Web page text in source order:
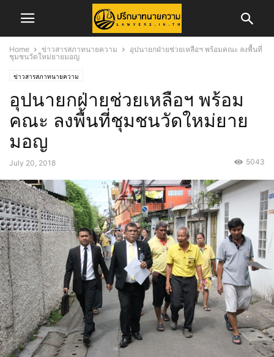
Home ข่าวสารสภาทนายความ
อุปนายกฝ่ายช่วยเหลือฯ พร้อมคณะ ลงพื้นที่
ชุมชนวัดใหม่ยายมอญ
ข่าวสารสภาทนายความ
อุปนายกฝ่ายช่วยเหลือฯ พร้อม
คณะ ลงพื้นที่ชุมชนวัดใหม่ยาย
มอญ
July 20, 2018 5043